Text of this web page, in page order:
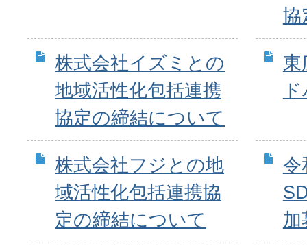
協
株式会社イズミとの
地域活性化包括連携
協定の締結について
東
株式会社フジとの地
域活性化包括連携協
定の締結について
令
加